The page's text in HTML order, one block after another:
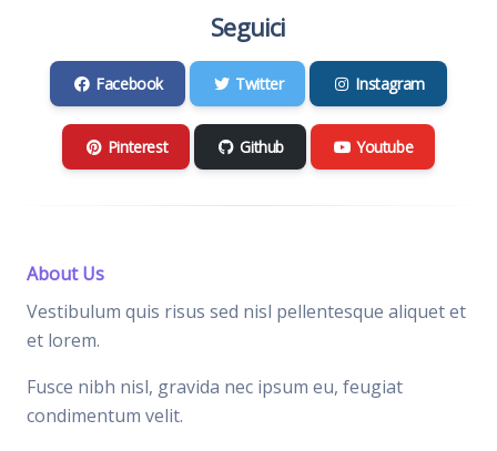
Seguici
Facebook Twitter Instagram
Pinterest Github Youtube
About Us
Vestibulum quis risus sed nisl pellentesque aliquet et
et lorem.
Fusce nibh nisl, gravida nec ipsum eu, feugiat
condimentum velit.